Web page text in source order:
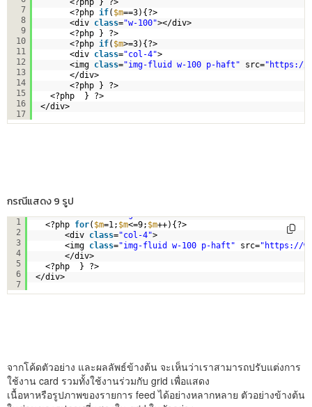
7
8
9
10
11
12
13
14
15
16
17
<?php if( $m==3){?>
<div class="w-100"></div>
<?php } ?>
<?php if( $m>=3){?>
<div class="col-4">
<img class="img-fluid w-100 p-haft" src=" https://
</div>
<?php } ?>
<?php  } ?>
</div>
กรณีแสดง 9 รูป
1
2
3
4
5
6
7
<?php for( $m=1; $m<=9; $m++){?>
<div class="col-4">
<img class="img-fluid w-100 p-haft" src=" https://
</div>
<?php  } ?>
</div>
จากโค้ดตัวอย่าง และผลลัพธ์ข้างต้น จะเห็นว่าเราสามารถปรับแต่งการ
ใช้งาน card รวมทั้งใช้งานร่วมกับ grid เพื่อแสดง
เนื้อหาหรือรูปภาพของรายการ feed ได้อย่างหลากหลาย ตัวอย่างข้างต้น